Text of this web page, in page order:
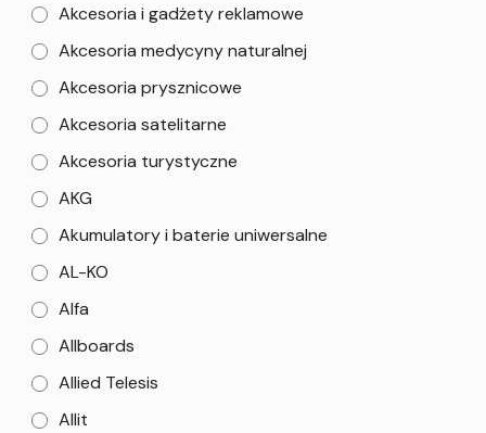
Akcesoria i gadżety reklamowe
Akcesoria medycyny naturalnej
Akcesoria prysznicowe
Akcesoria satelitarne
Akcesoria turystyczne
AKG
Akumulatory i baterie uniwersalne
AL-KO
Alfa
Allboards
Allied Telesis
Allit